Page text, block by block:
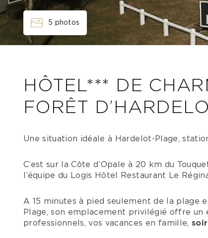
5 photos
HÔTEL*** DE
FORÊT
Une situation idéale à Hardelot-Plage,
C’est sur la Côte d’Opale à 20 km du
l’équipe du Logis Hôtel Restaurant Le
A 15 minutes à pied seulement de la plage
Plage, son emplacement privilégié offre un
professionnels, vos vacances en famille,